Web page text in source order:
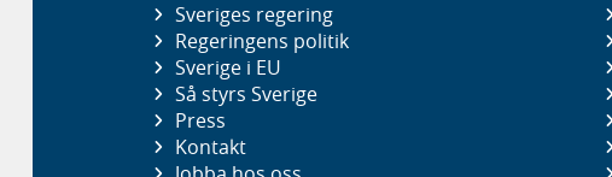
Sveriges regering
Regeringens politik
Sverige i EU
Så styrs Sverige
Press
Kontakt